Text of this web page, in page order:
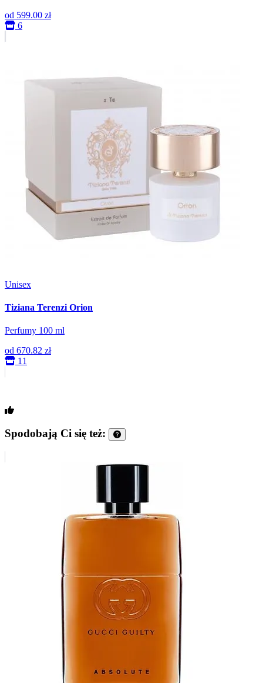
od 599.00 zł
6
Unisex
Tiziana Terenzi Orion
Perfumy 100 ml
od 670.82 zł
11
Spodobają Ci się też: